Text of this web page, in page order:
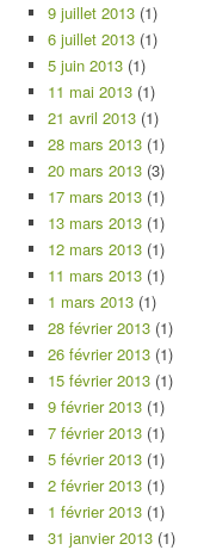
9 juillet 2013 (1)
6 juillet 2013 (1)
5 juin 2013 (1)
11 mai 2013 (1)
21 avril 2013 (1)
28 mars 2013 (1)
20 mars 2013 (3)
17 mars 2013 (1)
13 mars 2013 (1)
12 mars 2013 (1)
11 mars 2013 (1)
1 mars 2013 (1)
28 février 2013 (1)
26 février 2013 (1)
15 février 2013 (1)
9 février 2013 (1)
7 février 2013 (1)
5 février 2013 (1)
2 février 2013 (1)
1 février 2013 (1)
31 janvier 2013 (1)